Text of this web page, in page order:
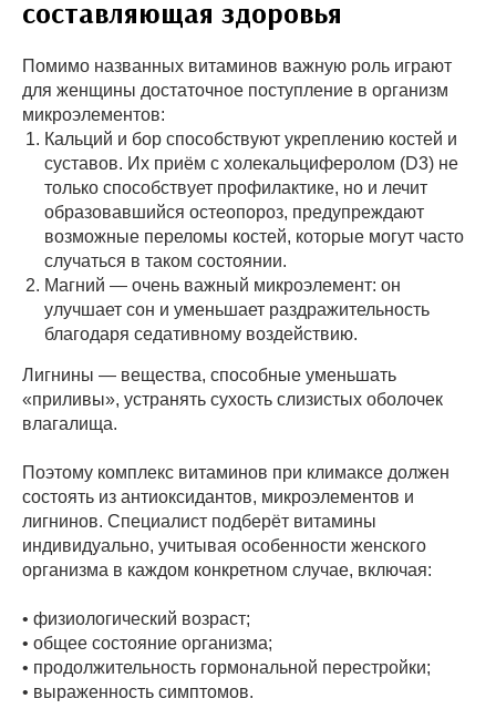
составляющая здоровья
Помимо названных витаминов важную роль играют
для женщины достаточное поступление в организм
микроэлементов:
Кальций и бор способствуют укреплению костей и
суставов. Их приём с холекальциферолом (D3) не
только способствует профилактике, но и лечит
образовавшийся остеопороз, предупреждают
возможные переломы костей, которые могут часто
случаться в таком состоянии.
Магний — очень важный микроэлемент: он
улучшает сон и уменьшает раздражительность
благодаря седативному воздействию.
Лигнины — вещества, способные уменьшать
«приливы», устранять сухость слизистых оболочек
влагалища.
Поэтому комплекс витаминов при климаксе должен
состоять из антиоксидантов, микроэлементов и
лигнинов. Специалист подберёт витамины
индивидуально, учитывая особенности женского
организма в каждом конкретном случае, включая:
• физиологический возраст;
• общее состояние организма;
• продолжительность гормональной перестройки;
• выраженность симптомов.